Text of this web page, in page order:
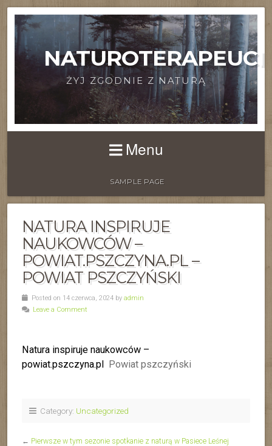
NATUROTERAPEUCI
ŻYJ ZGODNIE Z NATURĄ
Menu
SAMPLE PAGE
NATURA INSPIRUJE
NAUKOWCÓW –
POWIAT.PSZCZYNA.PL –
POWIAT PSZCZYŃSKI
Posted on 14 czerwca, 2024 by admin
Leave a Comment
Natura inspiruje naukowców –
powiat.pszczyna.pl Powiat pszczyński
Category: Uncategorized
← Pierwsze w tym sezonie spotkanie z naturą w Pasiece Leśnej